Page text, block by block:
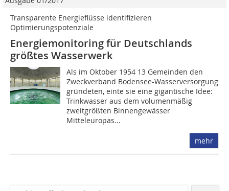
Transparente Energieflüsse identifizieren
Optimierungspotenziale
Energiemonitoring für Deutschlands
größtes Wasserwerk
Als im Oktober 1954 13 Gemeinden den
Zweckverband Bodensee-Wasserversorgung
gründeten, einte sie eine gigantische Idee:
Trinkwasser aus dem volumenmäßig
zweitgrößten Binnengewässer
Mitteleuropas...
mehr